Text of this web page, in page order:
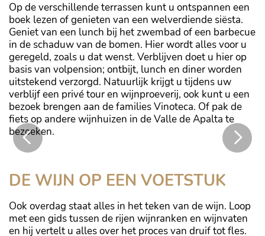
Op de verschillende terrassen kunt u ontspannen een
boek lezen of genieten van een welverdiende siësta.
Geniet van een lunch bij het zwembad of een barbecue
in de schaduw van de bomen. Hier wordt alles voor u
geregeld, zoals u dat wenst. Verblijven doet u hier op
basis van volpension; ontbijt, lunch en diner worden
uitstekend verzorgd. Natuurlijk krijgt u tijdens uw
verblijf een privé tour en wijnproeverij, ook kunt u een
bezoek brengen aan de families Vinoteca. Of pak de
fiets op andere wijnhuizen in de Valle de Apalta te
bezoeken.
De villa komt met een verwarmde plunge pool
DE WIJN OP EEN VOETSTUK
Ook overdag staat alles in het teken van de wijn. Loop
met een gids tussen de rijen wijnranken en wijnvaten
en hij vertelt u alles over het proces van druif tot fles.